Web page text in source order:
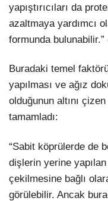
yapıştırıcıları da
azaltmaya yardımcı
formunda bulunabilir.”
Buradaki temel
yapılması ve ağız
olduğunun altını
tamamladı:
“Sabit köprülerde de
dişlerin yerine
çekilmesine bağlı
görülebilir. Ancak